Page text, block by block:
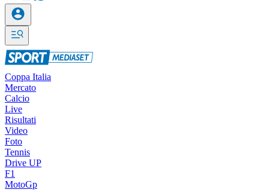
Coppa Italia
Mercato
Calcio
Live
Risultati
Video
Foto
Tennis
Drive UP
F1
MotoGp